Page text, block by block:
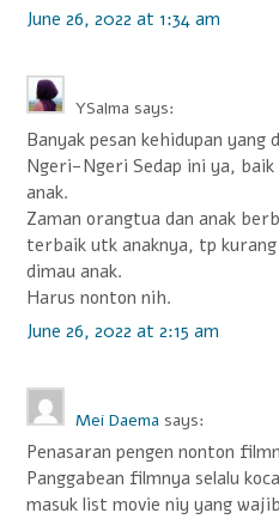
June 26, 2022 at 1:34 am
YSalma says:
Banyak pesan kehidupan
Ngeri-Ngeri Sedap ini ya,
anak.
Zaman orangtua dan anak
terbaik utk anaknya, tp kurang
dimau anak.
Harus nonton nih.
June 26, 2022 at 2:15 am
Mei Daema says:
Penasaran pengen nonton
Panggabean filmnya selalu
masuk list movie niy yang